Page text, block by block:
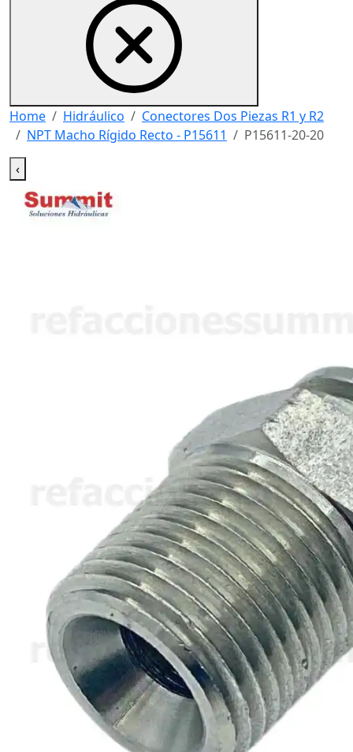
Home Hidráulico
Conectores Dos Piezas R1 y R2
NPT Macho Rígido Recto - P15611
P15611-20-20
‹